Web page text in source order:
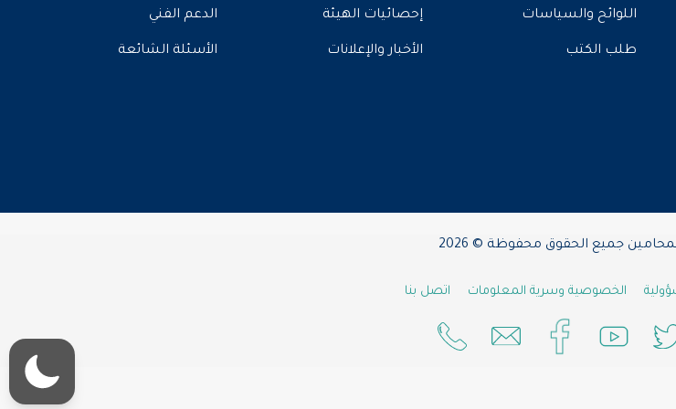
اللوائح والسياسات
طلب الكتب
إحصائيات الهيئة
الأخبار والإعلانات
الدعم الفني
الأسئلة الشائعة
جميع الحقوق محفوظة © 2026
الخصوصية وسرية المعلومات اتصل بنا